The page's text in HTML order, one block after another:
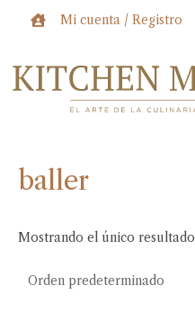
Mi cuenta / Registro
baller
Mostrando el único resultado